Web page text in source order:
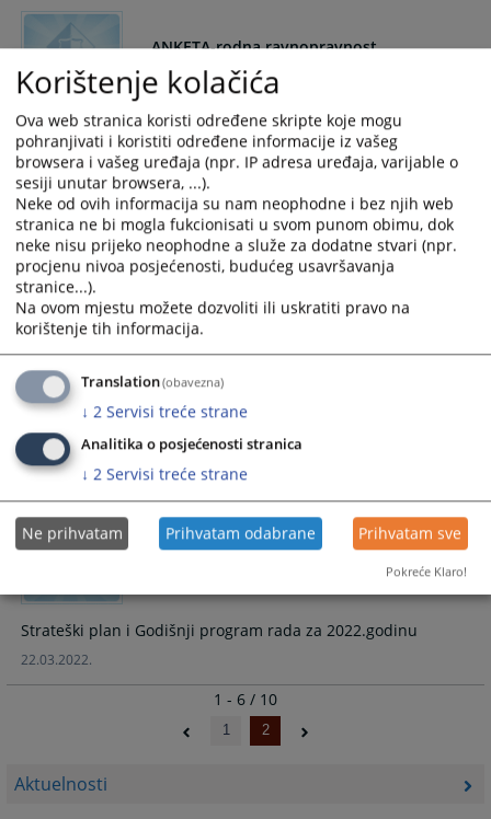
Aktuelnosti
key
get
the
shortcuts
for
changing
dates.
get
the
shortcuts
for
changing
dates.
ANKETA-rodna ravnopravnost
21.11.2024.
Rodna/spolna ravnopravnost u
pravosuđu ključna je za postizanje
jednakog pristupa pravdi
Rodna / spolna ravnopravnost u pravosuđu ključna je za
postizanje jednakog pristupa pravdi
21.11.2024.
Obavijest za stranke - sedmica sudske
nagodbe
Obavijest za stranke - sedmica sudske nagodbe
Strateški plan i Godišnji program rada za
Strateški plan i Godišnji program rada za 2022.godinu
22.03.2022.
1 - 6 / 10
1 2
Korištenje kolačića
Ova web stranica koristi određene skripte koje mogu
pohranjivati i koristiti određene informacije iz vašeg
browsera i vašeg uređaja (npr. IP adresa uređaja, varijable o
sesiji unutar browsera, ...).
Neke od ovih informacija su nam neophodne i bez njih web
stranica ne bi mogla fukcionisati u svom punom obimu, dok
neke nisu prijeko neophodne a služe za dodatne stvari (npr.
procjenu nivoa posjećenosti, budućeg usavršavanja
stranice...).
Na ovom mjestu možete dozvoliti ili uskratiti pravo na
korištenje tih informacija.
Translation(obavezna)
↓ 2 Servisi treće strane
Analitika o posjećenosti stranica
↓ 2 Servisi treće strane
Ne prihvatam Prihvatam odabrane Prihvatam sve
Pokreće Klaro!